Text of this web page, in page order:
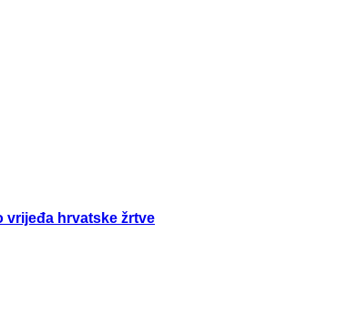
vrijeđa hrvatske žrtve